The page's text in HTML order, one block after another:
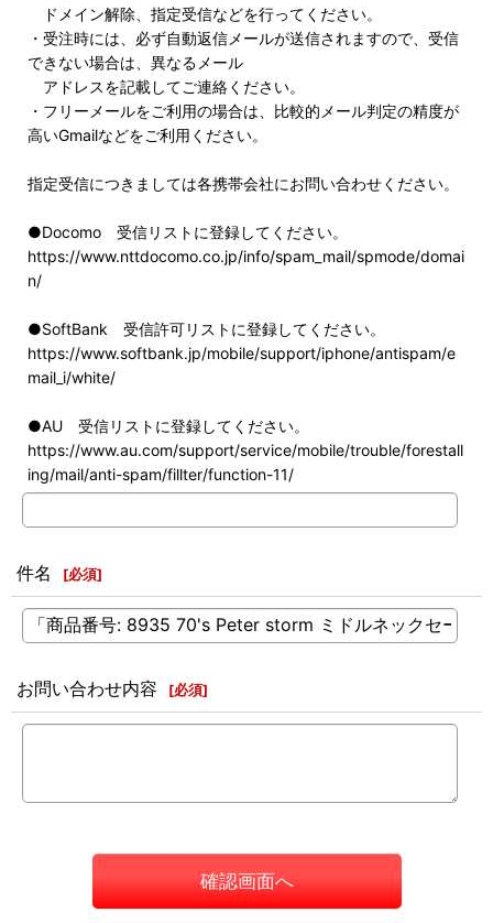
ドメイン解除、指定受信などを行ってください。
・受注時には、必ず自動返信メールが送信されますので、受信
できない場合は、異なるメール
アドレスを記載してご連絡ください。
・フリーメールをご利用の場合は、比較的メール判定の精度が
高いGmailなどをご利用ください。
指定受信につきましては各携帯会社にお問い合わせください。
●Docomo 受信リストに登録してください。
https://www.nttdocomo.co.jp/info/spam_mail/spmode/domai
n/
●SoftBank 受信許可リストに登録してください。
https://www.softbank.jp/mobile/support/iphone/antispam/e
mail_i/white/
●AU 受信リストに登録してください。
https://www.au.com/support/service/mobile/trouble/forestall
ing/mail/anti-spam/fillter/function-11/
件名 [必須]
お問い合わせ内容 [必須]
確認画面へ